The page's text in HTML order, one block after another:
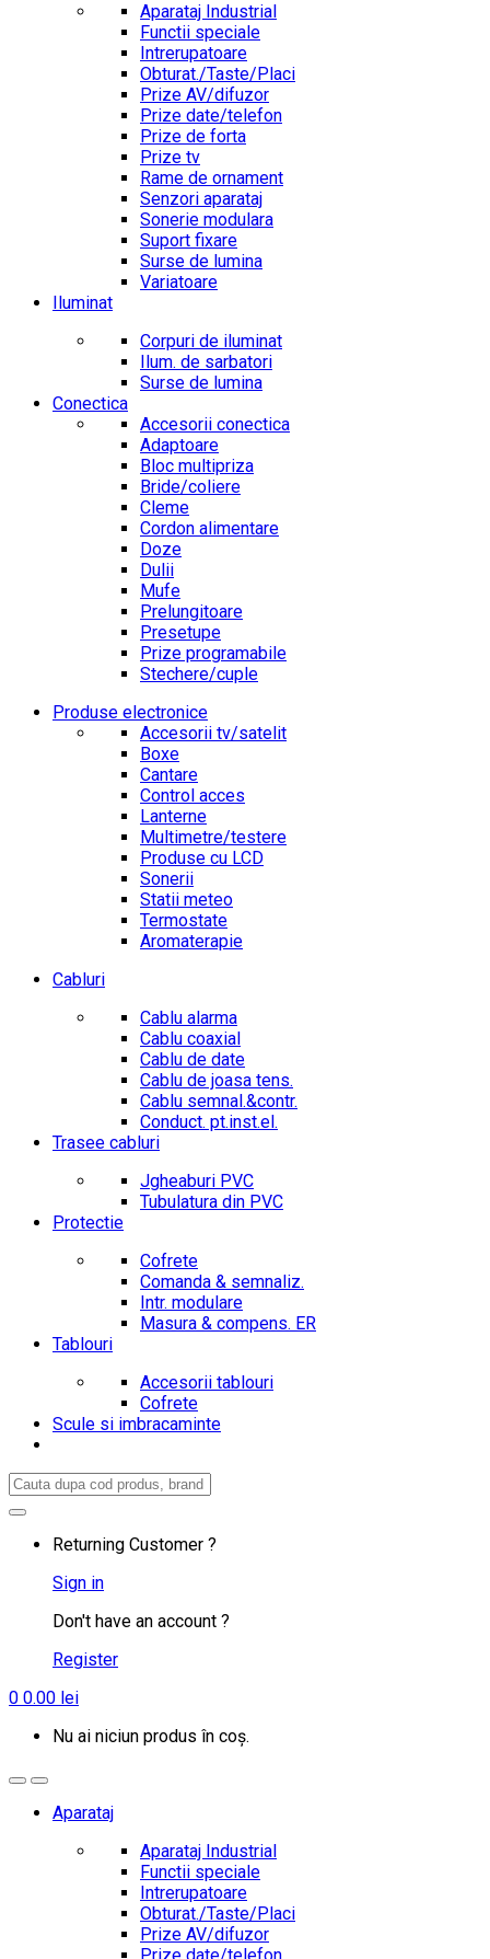
Aparataj Industrial
Functii speciale
Intrerupatoare
Obturat./Taste/Placi
Prize AV/difuzor
Prize date/telefon
Prize de forta
Prize tv
Rame de ornament
Senzori aparataj
Sonerie modulara
Suport fixare
Surse de lumina
Variatoare
Iluminat
Corpuri de iluminat
Ilum. de sarbatori
Surse de lumina
Conectica
Accesorii conectica
Adaptoare
Bloc multipriza
Bride/coliere
Cleme
Cordon alimentare
Doze
Dulii
Mufe
Prelungitoare
Presetupe
Prize programabile
Stechere/cuple
Produse electronice
Accesorii tv/satelit
Boxe
Cantare
Control acces
Lanterne
Multimetre/testere
Produse cu LCD
Sonerii
Statii meteo
Termostate
Aromaterapie
Cabluri
Cablu alarma
Cablu coaxial
Cablu de date
Cablu de joasa tens.
Cablu semnal.&contr.
Conduct. pt.inst.el.
Trasee cabluri
Jgheaburi PVC
Tubulatura din PVC
Protectie
Cofrete
Comanda & semnaliz.
Intr. modulare
Masura & compens. ER
Tablouri
Accesorii tablouri
Cofrete
Scule si imbracaminte
Search
Returning Customer ?
Sign in
Don't have an account ?
Register
0 0.00 lei
Nu ai niciun produs în coș.
Aparataj
Aparataj Industrial
Functii speciale
Intrerupatoare
Obturat./Taste/Placi
Prize AV/difuzor